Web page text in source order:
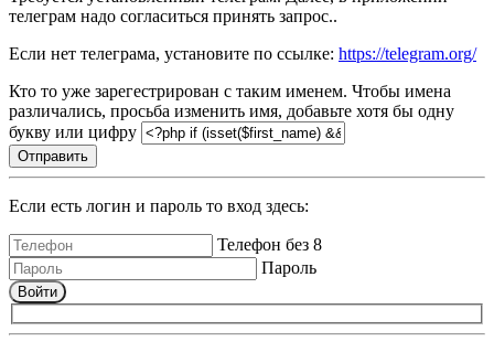
телеграм надо согласиться принять запрос..
Если нет телеграма, установите по ссылке: https://telegram.org/
Кто то уже зарегестрирован с таким именем. Чтобы имена
различались, просьба изменить имя, добавьте хотя бы одну
букву или цифру
Отправить
Если есть логин и пароль то вход здесь:
Телефон без 8
Пароль
Войти